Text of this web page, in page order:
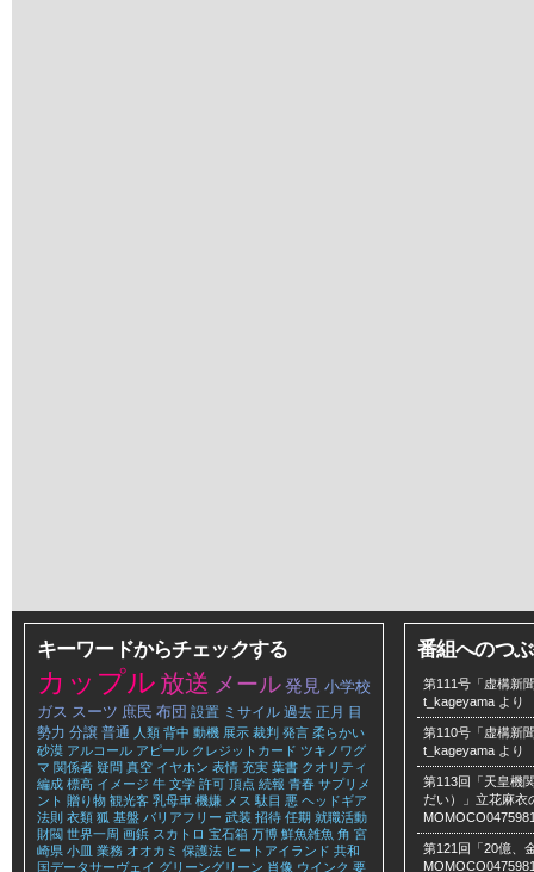
キーワードからチェックする
カップル 放送 メール発見 小学校
ガス スーツ 庶民 布団 設置 ミサイル 過去 正月 目
勢力 分譲 普通 人類 背中 動機 展示 裁判 発言 柔らかい
砂漠 アルコール アピール クレジットカード ツキノワグ
マ 関係者 疑問 真空 イヤホン 表情 充実 葉書 クオリティ
編成 標高 イメージ 牛 文学 許可 頂点 続報 青春 サプリメ
ント 贈り物 観光客 乳母車 機嫌 メス 駄目 悪 ヘッドギア
法則 衣類 狐 基盤 バリアフリー 武装 招待 任期 就職活動
財閥 世界一周 画鋲 スカトロ 宝石箱 万博 鮮魚雑魚 角 宮
崎県 小皿 業務 オオカミ 保護法 ヒートアイランド 共和
国データサーヴェイ グリーングリーン 肖像 ウインク 要
番組へのつ
第111号「虚構新
t_kageyama より
第110号「虚構新
t_kageyama より
第113回「天皇機
だい）」立花麻衣
第121回「20億、